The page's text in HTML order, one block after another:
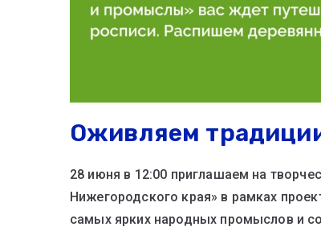
Оживляем
28 июня в 12:00 приглашаем на
Нижегородского края» в рамках
самых ярких народных промыслов и